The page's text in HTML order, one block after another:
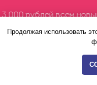
всем новым
Продолжая использовать
Мы